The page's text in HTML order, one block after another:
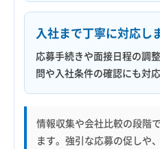
入社まで丁寧に対応し
応募手続きや面接日程の調
問や入社条件の確認にも対応
情報収集や会社比較の段階
ます。強引な応募の促しや